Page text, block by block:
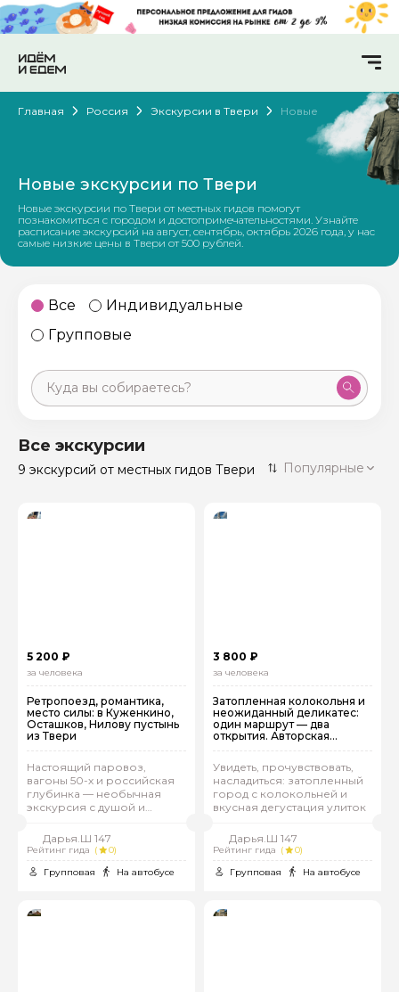
Главная Россия Экскурсии в Твери Новые
Новые экскурсии по Твери
Новые экскурсии по Твери от местных гидов помогут
познакомиться с городом и достопримечательностями. Узнайте
расписание экскурсий на август, сентябрь, октябрь 2026 года, у нас
самые низкие цены в Твери от 500 рублей.
Все
Индивидуальные
Групповые
Санкт-Петербург 50 экскурсий
Россия
Все экскурсии
9 экскурсий от местных гидов Твери Популярные
5 200 ₽
за человека
Ретропоезд, романтика,
место силы: в Куженкино,
Осташков, Нилову пустынь
из Твери
Настоящий паровоз,
вагоны 50-х и российская
глубинка — необычная
экскурсия с душой и
Дарья.Ш 147
Рейтинг гида (
0)
Групповая
На автобусе
3 800 ₽
за человека
Затопленная колокольня и
неожиданный деликатес:
один маршрут — два
открытия. Авторская
экскурсия из Твери в
Увидеть, прочувствовать,
насладиться: затопленный
город с колокольней и
вкусная дегустация улиток
Дарья.Ш 147
Рейтинг гида (
0)
Групповая
На автобусе